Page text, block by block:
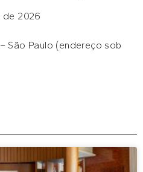
de 2026
São Paulo (endereço sob